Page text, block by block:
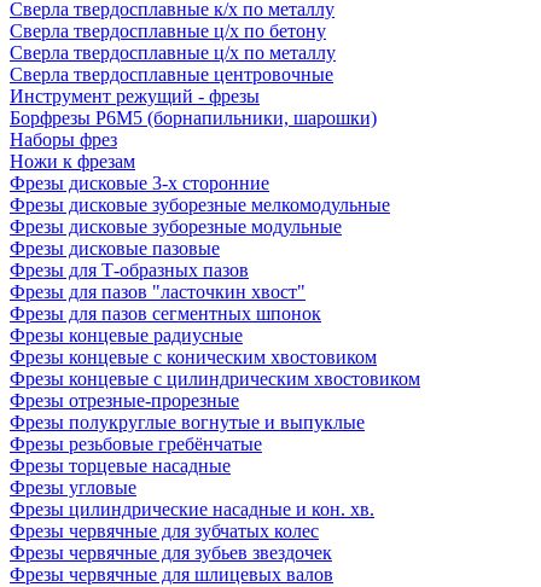
Сверла твердосплавные к/х по металлу
Сверла твердосплавные ц/х по бетону
Сверла твердосплавные ц/х по металлу
Сверла твердосплавные центровочные
Инструмент режущий - фрезы
Борфрезы Р6М5 (борнапильники, шарошки)
Наборы фрез
Ножи к фрезам
Фрезы дисковые 3-х сторонние
Фрезы дисковые зуборезные мелкомодульные
Фрезы дисковые зуборезные модульные
Фрезы дисковые пазовые
Фрезы для Т-образных пазов
Фрезы для пазов "ласточкин хвост"
Фрезы для пазов сегментных шпонок
Фрезы концевые радиусные
Фрезы концевые с коническим хвостовиком
Фрезы концевые с цилиндрическим хвостовиком
Фрезы отрезные-прорезные
Фрезы полукруглые вогнутые и выпуклые
Фрезы резьбовые гребёнчатые
Фрезы торцевые насадные
Фрезы угловые
Фрезы цилиндрические насадные и кон. хв.
Фрезы червячные для зубчатых колес
Фрезы червячные для зубьев звездочек
Фрезы червячные для шлицевых валов